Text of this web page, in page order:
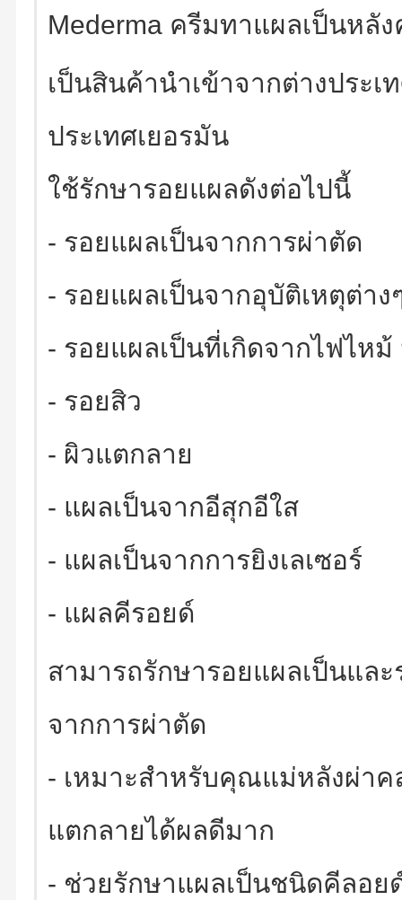
Mederma ครีมทาแผลเป็นหลั
เป็นสินค้านำเข้าจากต่างประ
ประเทศเยอรมัน
ใช้รักษารอยแผลดังต่อไปนี้
- รอยแผลเป็นจากการผ่าตัด
- รอยแผลเป็นจากอุบัติเหตุต่าง
- รอยแผลเป็นที่เกิดจากไฟไห
- รอยสิว
- ผิวแตกลาย
- แผลเป็นจากอีสุกอีใส
- แผลเป็นจากการยิงเลเซอร์
- แผลคีรอยด์
สามารถรักษารอยแผลเป็นแล
จากการผ่าตัด
- เหมาะสำหรับคุณแม่หลังผ่าค
แตกลายได้ผลดีมาก
- ช่วยรักษาแผลเป็นชนิดคีลอย